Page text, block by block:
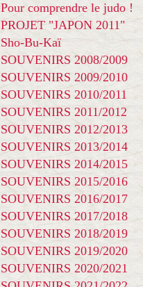
Pour comprendre le judo !
PROJET "JAPON 2011"
Sho-Bu-Kaï
SOUVENIRS 2008/2009
SOUVENIRS 2009/2010
SOUVENIRS 2010/2011
SOUVENIRS 2011/2012
SOUVENIRS 2012/2013
SOUVENIRS 2013/2014
SOUVENIRS 2014/2015
SOUVENIRS 2015/2016
SOUVENIRS 2016/2017
SOUVENIRS 2017/2018
SOUVENIRS 2018/2019
SOUVENIRS 2019/2020
SOUVENIRS 2020/2021